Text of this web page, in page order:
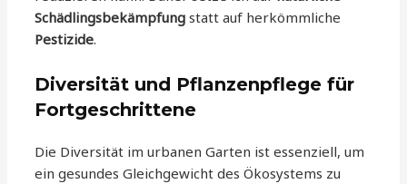
Schädlingsbekämpfung statt auf herkömmliche
Pestizide.
Diversität und Pflanzenpflege für
Fortgeschrittene
Die Diversität im urbanen Garten ist essenziell, um
ein gesundes Gleichgewicht des Ökosystems zu